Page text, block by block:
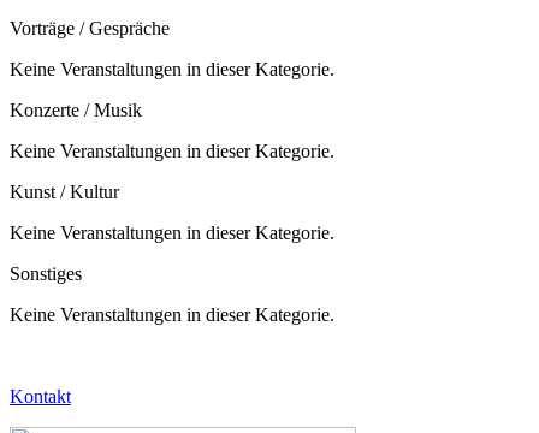
Vorträge / Gespräche
Keine Veranstaltungen in dieser Kategorie.
Konzerte / Musik
Keine Veranstaltungen in dieser Kategorie.
Kunst / Kultur
Keine Veranstaltungen in dieser Kategorie.
Sonstiges
Keine Veranstaltungen in dieser Kategorie.
Kontakt